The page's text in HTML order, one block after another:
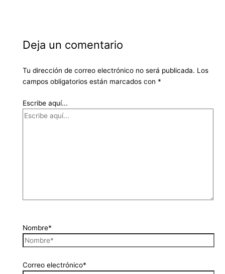
Deja un comentario
Tu dirección de correo electrónico no será publicada. Los
campos obligatorios están marcados con *
Escribe aquí...
Nombre*
Correo electrónico*